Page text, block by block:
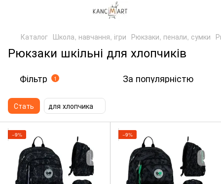
Каталог Школа, навчання, ігри Рюкзаки, пенали, сумки
Рюкзаки шкільні для хлопчиків
Фільтр 1 За популярністю
Стать для хлопчика
−9% −9%